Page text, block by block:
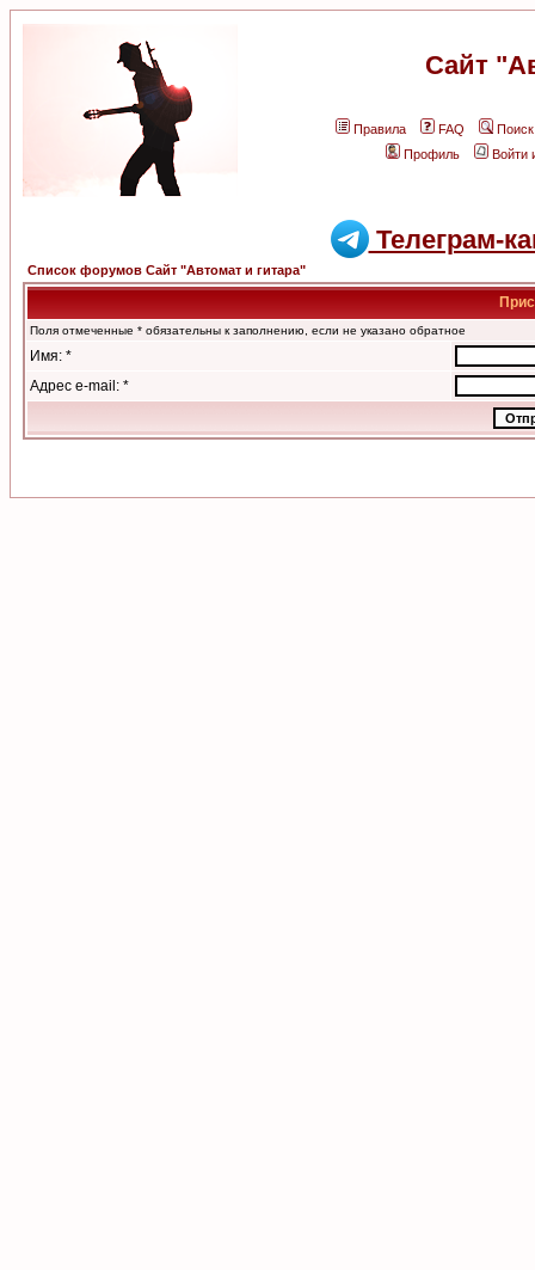
Сайт
Правила FAQ
Поиск
Профиль
Войти
Телеграм-
Список форумов Сайт "Автомат и гитара"
Поля отмеченные * обязательны к заполнению, если не указано обратное
Имя: *
Адрес e-mail: *